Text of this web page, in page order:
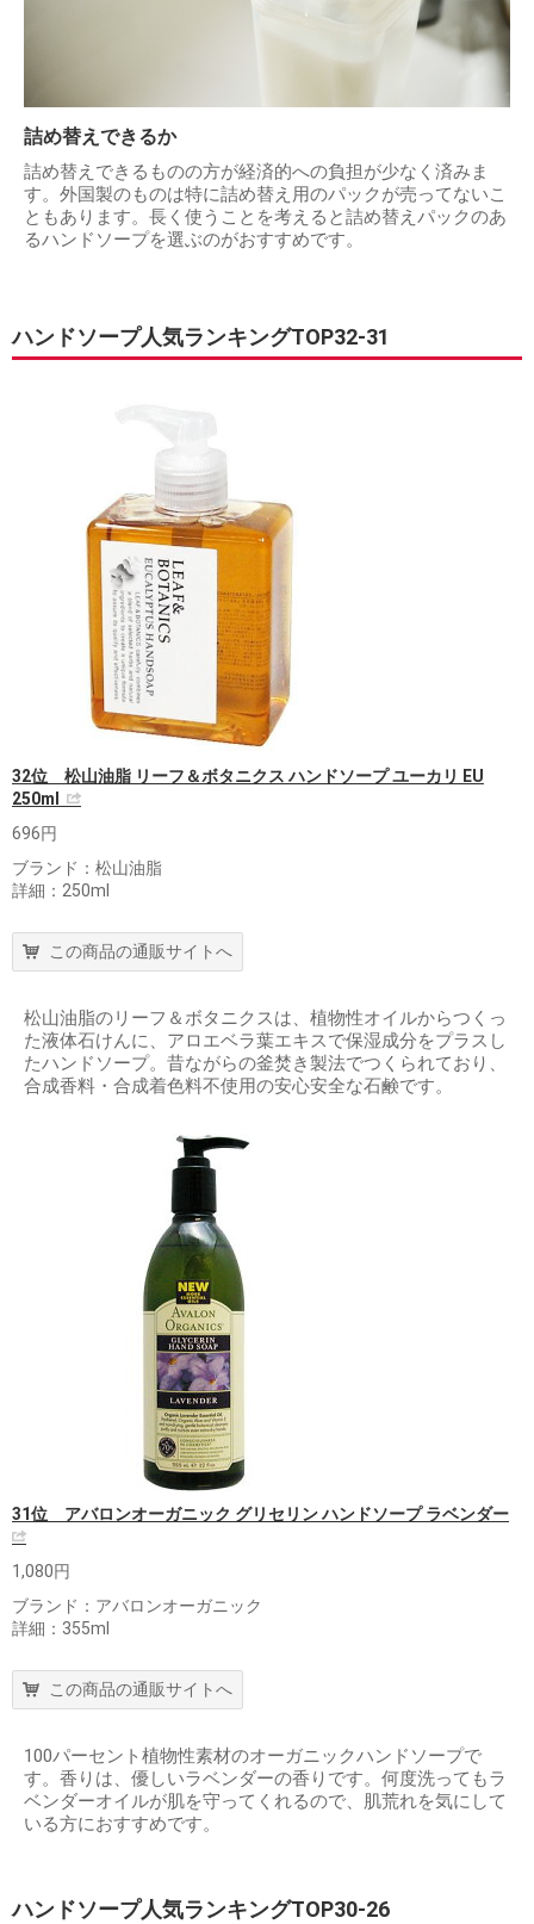
詰め替えできるか
詰め替えできるものの方が経済的への負担が少なく済みま
す。外国製のものは特に詰め替え用のパックが売ってないこ
ともあります。長く使うことを考えると詰め替えパックのあ
るハンドソープを選ぶのがおすすめです。
ハンドソープ人気ランキングTOP32-31
32位 松山油脂 リーフ＆ボタニクス ハンドソープ ユーカリ EU
250ml
696円
ブランド：松山油脂
詳細：250ml
この商品の通販サイトへ
松山油脂のリーフ＆ボタニクスは、植物性オイルからつくっ
た液体石けんに、アロエベラ葉エキスで保湿成分をプラスし
たハンドソープ。昔ながらの釜焚き製法でつくられており、
合成香料・合成着色料不使用の安心安全な石鹸です。
31位 アバロンオーガニック グリセリン ハンドソープ ラベンダー
1,080円
ブランド：アバロンオーガニック
詳細：355ml
この商品の通販サイトへ
100パーセント植物性素材のオーガニックハンドソープで
す。香りは、優しいラベンダーの香りです。何度洗ってもラ
ベンダーオイルが肌を守ってくれるので、肌荒れを気にして
いる方におすすめです。
ハンドソープ人気ランキングTOP30-26